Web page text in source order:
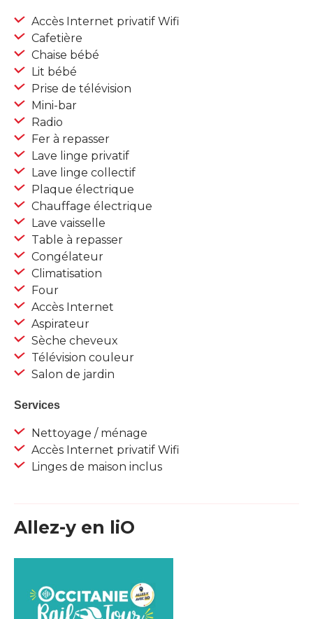
Accès Internet privatif Wifi
Cafetière
Chaise bébé
Lit bébé
Prise de télévision
Mini-bar
Radio
Fer à repasser
Lave linge privatif
Lave linge collectif
Plaque électrique
Chauffage électrique
Lave vaisselle
Table à repasser
Congélateur
Climatisation
Four
Accès Internet
Aspirateur
Sèche cheveux
Télévision couleur
Salon de jardin
Services
Nettoyage / ménage
Accès Internet privatif Wifi
Linges de maison inclus
Allez-y en liO